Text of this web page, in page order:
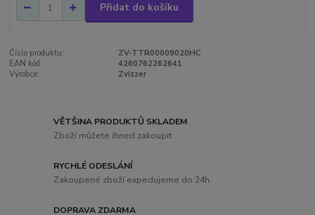
Přidat do košíku
Číslo produktu:
ZV-TTR00009020HC
EAN kód:
4260762262641
Výrobce:
Zvizzer
VĚTŠINA PRODUKTŮ SKLADEM
Zboží můžete ihned zakoupit.
RYCHLÉ ODESLÁNÍ
Zakoupené zboží expedujeme do 24h.
DOPRAVA ZDARMA